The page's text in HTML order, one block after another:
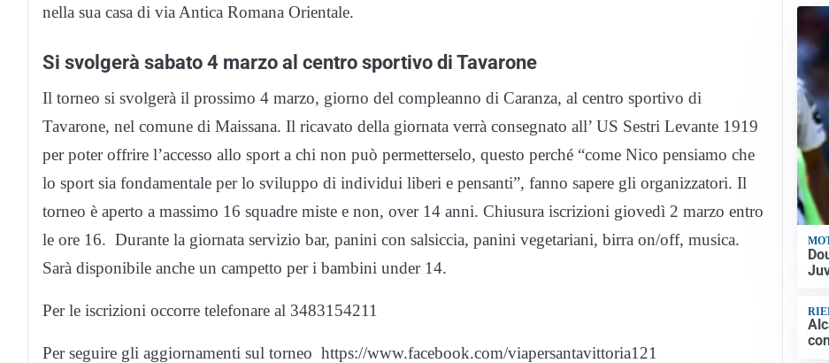
nella sua casa di via Antica Romana Orientale.
Si svolgerà sabato 4 marzo al centro sportivo di Tavarone
Il torneo si svolgerà il prossimo 4 marzo, giorno del compleanno di Caranza, al centro sportivo di
Tavarone, nel comune di Maissana. Il ricavato della giornata verrà consegnato all’ US Sestri Levante 1919
per poter offrire l’accesso allo sport a chi non può permetterselo, questo perché “come Nico pensiamo che
lo sport sia fondamentale per lo sviluppo di individui liberi e pensanti”, fanno sapere gli organizzatori. Il
torneo è aperto a massimo 16 squadre miste e non, over 14 anni. Chiusura iscrizioni giovedì 2 marzo entro
le ore 16. Durante la giornata servizio bar, panini con salsiccia, panini vegetariani, birra on/off, musica.
Sarà disponibile anche un campetto per i bambini under 14.
Per le iscrizioni occorre telefonare al 3483154211
Per seguire gli aggiornamenti sul torneo https://www.facebook.com/viapersantavittoria121